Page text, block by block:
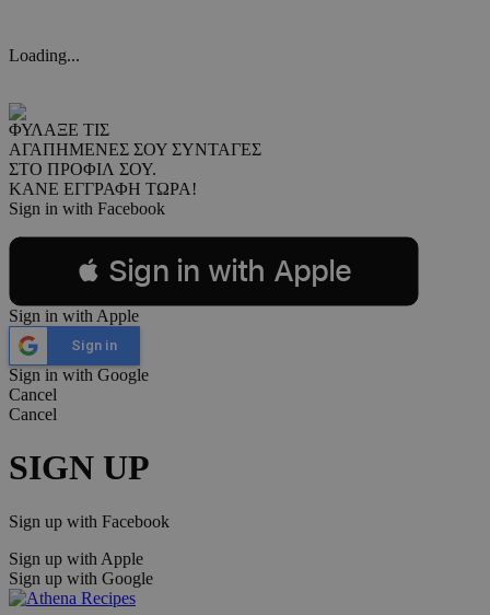
Loading...
ΦΥΛΑΞΕ ΤΙΣ
ΑΓΑΠΗΜΕΝΕΣ ΣΟΥ ΣΥΝΤΑΓΕΣ
ΣΤΟ ΠΡΟΦΙΛ ΣΟΥ.
ΚΑΝΕ ΕΓΓΡΑΦΗ ΤΩΡΑ!
Sign in with Facebook
 Sign in with Apple
Sign in with Apple
Sign in
Sign in with Google
Cancel
Cancel
SIGN UP
Sign up with Facebook
Sign up with Apple
Sign up with Google